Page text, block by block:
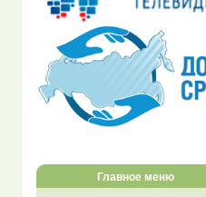
Главное меню